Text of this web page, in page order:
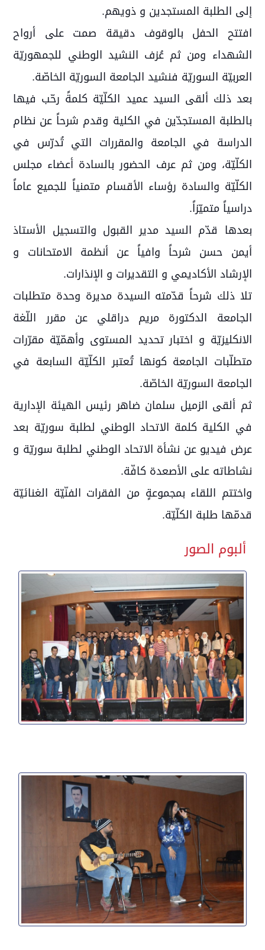
إلى الطلبة المستجدين و ذويهم.
افتتح الحفل بالوقوف دقيقة صمت على أرواح
الشهداء ومن ثم عُزف النشيد الوطني للجمهوريّة
العربيّة السوريّة فنشيد الجامعة السوريّة الخاصّة.
بعد ذلك ألقى السيد عميد الكلّيّة كلمةً رحّب فيها
بالطلبة المستجدّين في الكلية وقدم شرحاً عن نظام
الدراسة في الجامعة والمقررات التي تُدرّس في
الكلّيّة، ومن ثم عرف الحضور بالسادة أعضاء مجلس
الكلّيّة والسادة رؤساء الأقسام متمنياً للجميع عاماً
دراسياً متميّزاً.
بعدها قدّم السيد مدير القبول والتسجيل الأستاذ
أيمن حسن شرحاً وافياً عن أنظمة الامتحانات و
الإرشاد الأكاديمي و التقديرات و الإنذارات.
تلا ذلك شرحاً قدّمته السيدة مديرة وحدة متطلبات
الجامعة الدكتورة مريم دراقلي عن مقرر اللّغة
الانكليزيّة و اختبار تحديد المستوى وأهمّيّة مقرّرات
متطلّبات الجامعة كونها تُعتبر الكلّيّة السابعة في
الجامعة السوريّة الخاصّة.
ثم ألقى الزميل سلمان ضاهر رئيس الهيئة الإدارية
في الكلية كلمة الاتحاد الوطني لطلبة سوريّة بعد
عرض فيديو عن نشأة الاتحاد الوطني لطلبة سوريّة و
نشاطاته على الأصعدة كافّة.
واختتم اللقاء بمجموعةٍ من الفقرات الفنّيّة الغنائيّة
قدمّها طلبة الكلّيّة.
ألبوم الصور